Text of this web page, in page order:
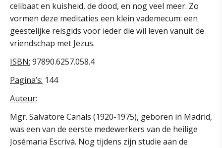
celibaat en kuisheid, de dood, en nog veel meer. Zo
vormen deze meditaties een klein vademecum: een
geestelijke reisgids voor ieder die wil leven vanuit de
vriendschap met Jezus.
ISBN: 97890.6257.058.4
Pagina’s: 144
Auteur:
Mgr. Salvatore Canals (1920-1975), geboren in Madrid,
was een van de eerste medewerkers van de heilige
Josémaria Escrivá. Nog tijdens zijn studie aan de